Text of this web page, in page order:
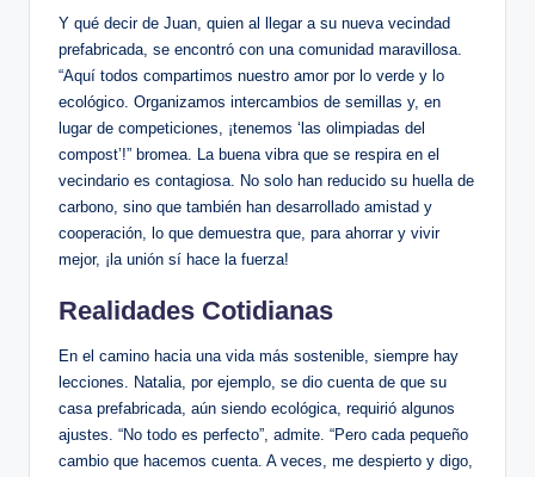
Y qué decir de Juan, quien al llegar a su nueva vecindad
prefabricada, se encontró con una comunidad maravillosa.
“Aquí todos compartimos nuestro amor por lo verde y lo
ecológico. Organizamos intercambios de semillas y, en
lugar de competiciones, ¡tenemos ‘las olimpiadas del
compost’!” bromea. La buena vibra que se respira en el
vecindario es contagiosa. No solo han reducido su huella de
carbono, sino que también han desarrollado amistad y
cooperación, lo que demuestra que, para ahorrar y vivir
mejor, ¡la unión sí hace la fuerza!
Realidades Cotidianas
En el camino hacia una vida más sostenible, siempre hay
lecciones. Natalia, por ejemplo, se dio cuenta de que su
casa prefabricada, aún siendo ecológica, requirió algunos
ajustes. “No todo es perfecto”, admite. “Pero cada pequeño
cambio que hacemos cuenta. A veces, me despierto y digo,